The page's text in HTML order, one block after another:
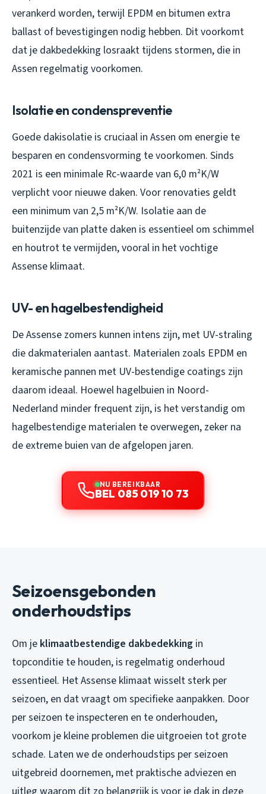
verankerd worden, terwijl EPDM en bitumen extra
ballast of bevestigingen nodig hebben. Dit voorkomt
dat je dakbedekking losraakt tijdens stormen, die in
Assen regelmatig voorkomen.
Isolatie en condenspreventie
Goede dakisolatie is cruciaal in Assen om energie te
besparen en condensvorming te voorkomen. Sinds
2021 is een minimale Rc-waarde van 6,0 m²K/W
verplicht voor nieuwe daken. Voor renovaties geldt
een minimum van 2,5 m²K/W. Isolatie aan de
buitenzijde van platte daken is essentieel om schimmel
en houtrot te vermijden, vooral in het vochtige
Assense klimaat.
UV- en hagelbestendigheid
De Assense zomers kunnen intens zijn, met UV-straling
die dakmaterialen aantast. Materialen zoals EPDM en
keramische pannen met UV-bestendige coatings zijn
daarom ideaal. Hoewel hagelbuien in Noord-
Nederland minder frequent zijn, is het verstandig om
hagelbestendige materialen te overwegen, zeker na
de extreme buien van de afgelopen jaren.
NU BEREIKBAAR
BEL 085 019 10 73
Seizoensgebonden
onderhoudstips
Om je klimaatbestendige dakbedekking in
topconditie te houden, is regelmatig onderhoud
essentieel. Het Assense klimaat wisselt sterk per
seizoen, en dat vraagt om specifieke aanpakken. Door
per seizoen te inspecteren en te onderhouden,
voorkom je kleine problemen die uitgroeien tot grote
schade. Laten we de onderhoudstips per seizoen
uitgebreid doornemen, met praktische adviezen en